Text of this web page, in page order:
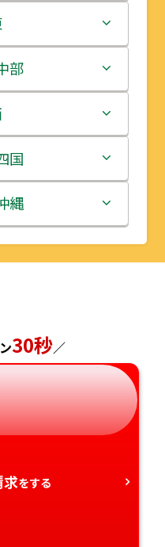
部
国
縄
30秒／
求をする